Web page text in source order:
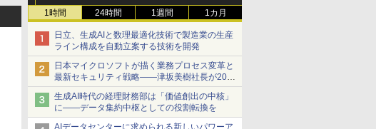
1時間 24時間 1週間 1カ月
日立、生成AIと数理最適化技術で製造業の生産
ライン構成を自動立案する技術を開発
日本マイクロソフトが描く業務プロセス変革と
最新セキュリティ戦略――津坂美樹社長が2027
年度戦略を説明
生成AI時代の経理財務部は「価値創出の中核」
に――データ集約中枢としての役割転換を
AIデータセンターに求められる新しいパワーア